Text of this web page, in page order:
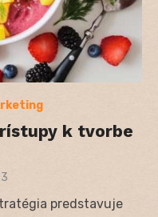
k tvorbe
predstavuje